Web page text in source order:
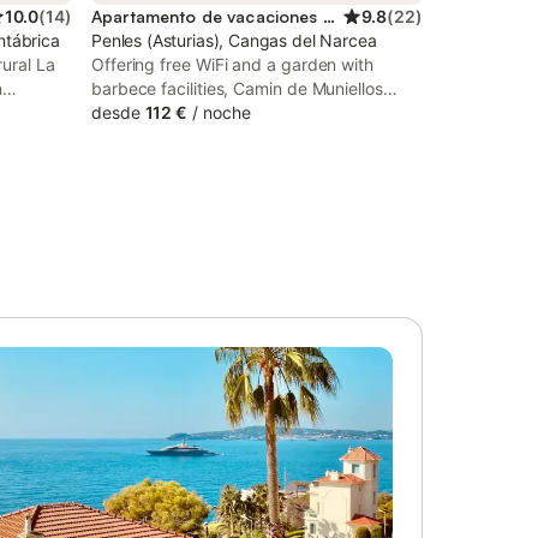
10.0(14)
La
estar,
y
Esta
2
Apartamento de vacaciones para 4 personas 9.8(22)
Penles (Asturias), Cangas del Narcea
Offering free WiFi and a garden with
barbece facilities, Camin de Muniellos
apartamentos rurales is set in the
desde 112 € / noche